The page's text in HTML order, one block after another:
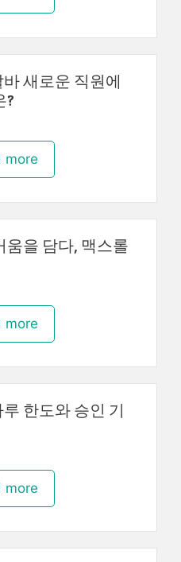
새로운 직원에
?
more
움을 담다, 맥스롤
more
한도와 승인 기
more